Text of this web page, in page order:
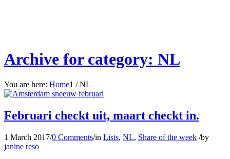
Archive for category: NL
You are here: Home1 / NL
Februari checkt uit, maart checkt in.
1 March 2017/0 Comments/in Lists, NL, Share of the week /by
janine reso